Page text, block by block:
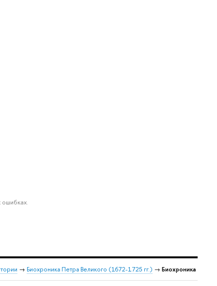
→ Биохроника Петра Великого (1672-1725 гг.) → Биохроника